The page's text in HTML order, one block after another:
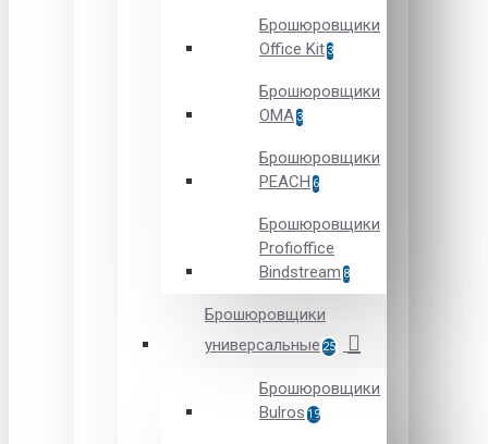
Брошюровщики
Office Kit 3
Брошюровщики
OMA 3
Брошюровщики
PEACH 6
Брошюровщики
Profioffice
Bindstream 8
Брошюровщики
универсальные 25
Брошюровщики
Bulros 19